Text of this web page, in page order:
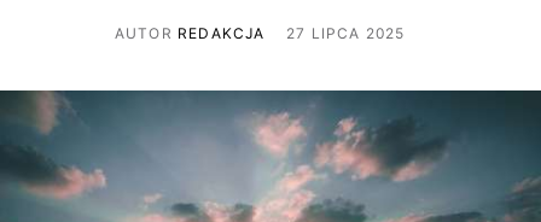
AUTOR REDAKCJA 27 LIPCA 2025